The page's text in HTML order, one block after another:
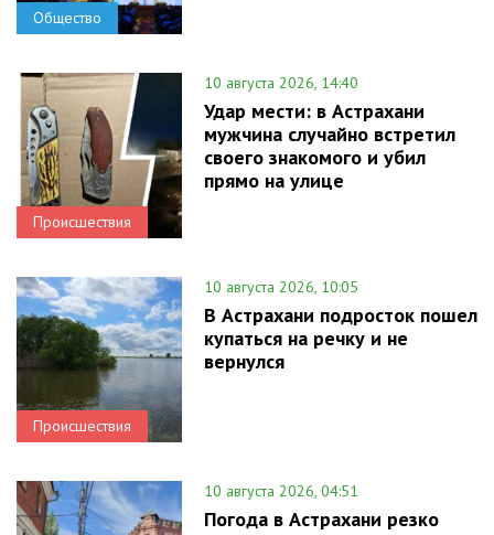
Общество
Происшествия
10 августа 2026, 14:40
Удар мести: в Астрахани
мужчина случайно встретил
своего знакомого и убил
прямо на улице
Происшествия
10 августа 2026, 10:05
В Астрахани подросток пошел
купаться на речку и не
вернулся
10 августа 2026, 04:51
Погода в Астрахани резко